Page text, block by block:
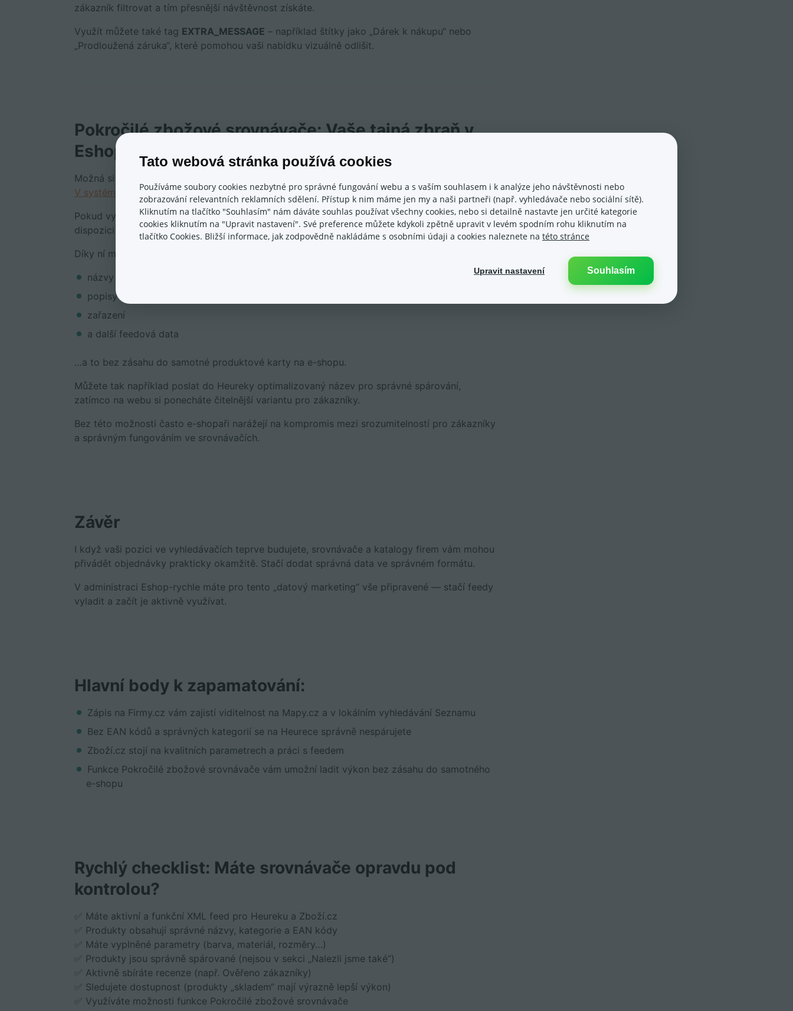
zákazník filtrovat a tím přesnější návštěvnost získáte.
Využít můžete také tag EXTRA_MESSAGE – například štítky jako „Dárek k nákupu“ nebo
„Prodloužená záruka“, které pomohou vaši nabídku vizuálně odlišit.
Pokročilé zbožové srovnávače: Vaše tajná zbraň v
Eshop-rychle
Možná si říkáte: „Nechci upravovat názvy produktů na e-shopu jen kvůli srovnávačům.“
V systému Eshop-rychle ani nemusíte.
Pokud využíváte tarif Business (nebo si platíte modul jako samostatný doplněk), máte k
dispozici funkciPokročilé zbožové srovnávače.
Díky ní můžete pro každý srovnávač upravit:
názvy produktů
popisy
zařazení
a další feedová data
…a to bez zásahu do samotné produktové karty na e-shopu.
Můžete tak například poslat do Heureky optimalizovaný název pro správné spárování,
zatímco na webu si ponecháte čitelnější variantu pro zákazníky.
Bez této možnosti často e-shopaři narážejí na kompromis mezi srozumitelností pro zákazníky
a správným fungováním ve srovnávačích.
Závěr
I když vaši pozici ve vyhledávačích teprve budujete, srovnávače a katalogy firem vám mohou
přivádět objednávky prakticky okamžitě. Stačí dodat správná data ve správném formátu.
V administraci Eshop-rychle máte pro tento „datový marketing“ vše připravené — stačí feedy
vyladit a začít je aktivně využívat.
Hlavní body k zapamatování:
Zápis na Firmy.cz vám zajistí viditelnost na Mapy.cz a v lokálním vyhledávání Seznamu
Bez EAN kódů a správných kategorií se na Heurece správně nespárujete
Zboží.cz stojí na kvalitních parametrech a práci s feedem
Funkce Pokročilé zbožové srovnávače vám umožní ladit výkon bez zásahu do samotného
e-shopu
Rychlý checklist: Máte srovnávače opravdu pod
kontrolou?
✅ Máte aktivní a funkční XML feed pro Heureku a Zboží.cz
✅ Produkty obsahují správné názvy, kategorie a EAN kódy
✅ Máte vyplněné parametry (barva, materiál, rozměry…)
✅ Produkty jsou správně spárované (nejsou v sekci „Nalezli jsme také“)
✅ Aktivně sbíráte recenze (např. Ověřeno zákazníky)
✅ Sledujete dostupnost (produkty „skladem“ mají výrazně lepší výkon)
✅ Využíváte možnosti funkce Pokročilé zbožové srovnávače
Tato webová stránka používá cookies
Používáme soubory cookies nezbytné pro správné fungování webu a s vaším souhlasem i k analýze jeho návštěvnosti nebo
zobrazování relevantních reklamních sdělení. Přístup k nim máme jen my a naši partneři (např. vyhledávače nebo sociální sítě).
Kliknutím na tlačítko "Souhlasím" nám dáváte souhlas používat všechny cookies, nebo si detailně nastavte jen určité kategorie
cookies kliknutím na "Upravit nastavení". Své preference můžete kdykoli zpětně upravit v levém spodním rohu kliknutím na
tlačítko Cookies. Bližší informace, jak zodpovědně nakládáme s osobními údaji a cookies naleznete na této stránce
Souhlasím
Upravit nastavení